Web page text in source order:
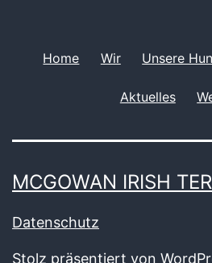
Home Wir Unsere
Aktuelles
MCGOWAN IRISH
Datenschutz
Stolz präsentiert von